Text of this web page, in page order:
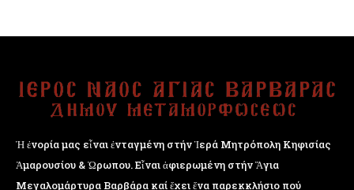
Ἡ ἐνορία μας εἶναι ἐνταγμένη στήν Ἱερά Μητρόπολη Κηφισίας
Ἁμαρουσίου & Ὠρωπου. Εἶναι ἀφιερωμένη στήν Ἅγια
Μεγαλομάρτυρα Βαρβάρα καί ἔχει ἕνα παρεκκλήσιο πού